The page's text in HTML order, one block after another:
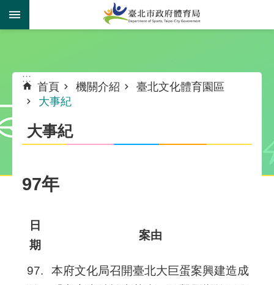
跳到主要內容區塊
:::
首頁 機關介紹
臺北文化體育園區
大事紀
大事紀
97年
日
期
案由
97.
本府文化局召開臺北大巨蛋案興建造成